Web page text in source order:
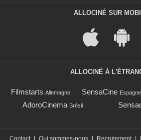
ALLOCINÉ SUR
ALLOCINÉ À
Filmstarts Allemagne SensaCine Espagne
AdoroCinema Brésil
Contact | Qui sommes-nous | Recrutement |